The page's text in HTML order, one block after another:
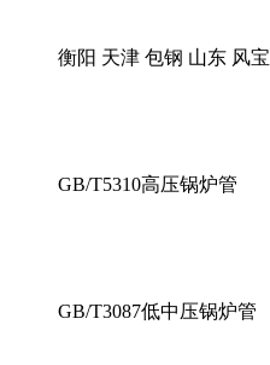
衡阳 天津 包钢 山东 风宝
GB/T5310高压锅炉管
GB/T3087低中压锅炉管